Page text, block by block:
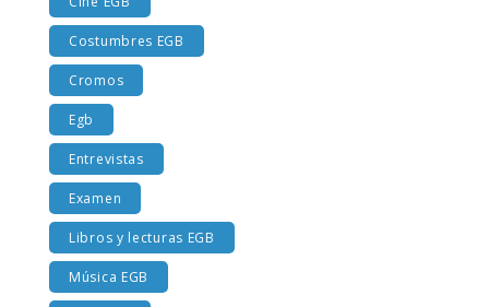
Cine EGB
Costumbres EGB
Cromos
Egb
Entrevistas
Examen
Libros y lecturas EGB
Música EGB